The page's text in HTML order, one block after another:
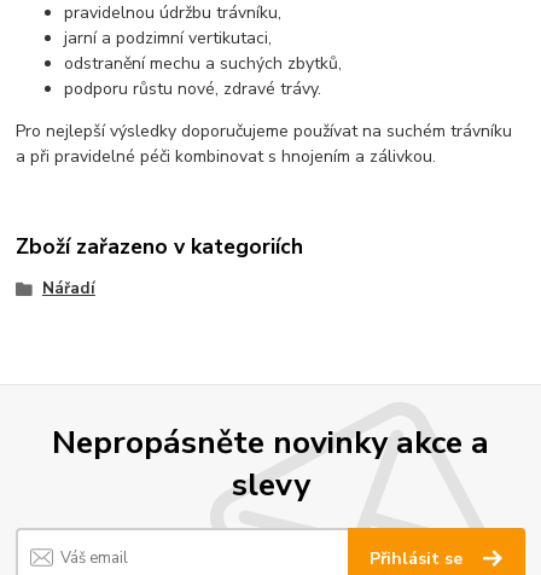
pravidelnou údržbu trávníku,
jarní a podzimní vertikutaci,
odstranění mechu a suchých zbytků,
podporu růstu nové, zdravé trávy.
Pro nejlepší výsledky doporučujeme používat na suchém trávníku
a při pravidelné péči kombinovat s hnojením a zálivkou.
Zboží zařazeno v kategoriích
Nářadí
Nepropásněte novinky akce a
slevy
Přihlásit se